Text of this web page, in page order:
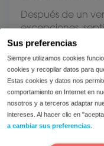
Sus preferencias
Siempre utilizamos cookies
cookies y recopilar datos para
Estas cookies y datos nos
comportamiento en Internet en
nosotros y a terceros adaptar
intereses. Al hacer clic en
a cambiar sus preferencias.
Después de un
excepciones,
retomar tus rutinas